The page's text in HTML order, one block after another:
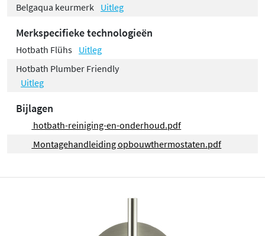
Belgaqua keurmerk
Uitleg
Merkspecifieke technologieën
Hotbath Flühs Uitleg
Hotbath Plumber Friendly
Uitleg
Bijlagen
hotbath-reiniging-en-onderhoud.pdf
Montagehandleiding opbouwthermostaten.pdf